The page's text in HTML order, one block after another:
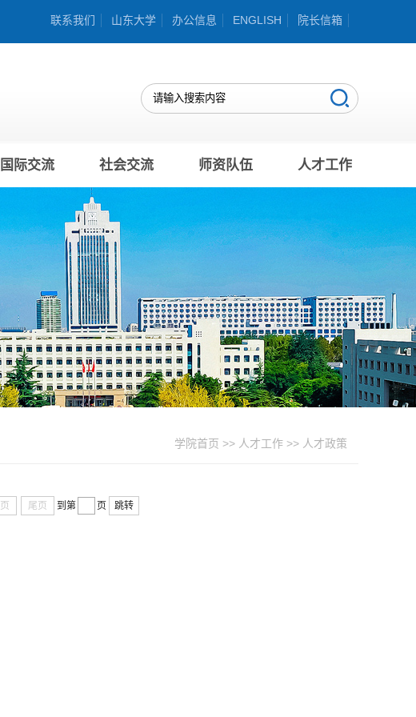
联系我们 山东大学 办公信息 ENGLISH 院长信箱
国际交流 社会交流 师资队伍 人才工作
学院首页 >> 人才工作 >> 人才政策
页 尾页 到第 页 跳转